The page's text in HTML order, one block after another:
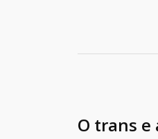
O trans